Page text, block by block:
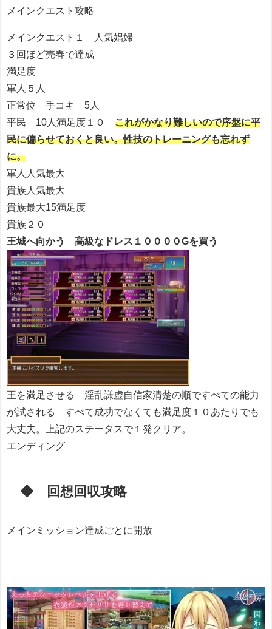
メインクエスト攻略
メインクエスト１ 人気娼婦
３回ほど売春で達成
満足度
軍人５人
正常位 手コキ 5人
平民 10人満足度１０ これがかなり難しいので序盤に平
民に偏らせておくと良い。性技のトレーニングも忘れず
に。
軍人人気最大
貴族人気最大
貴族最大15満足度
貴族２０
王城へ向かう 高級なドレス１００００Gを買う
王を満足させる 淫乱謙虚自信家清楚の順ですべての能力
が試される すべて成功でなくても満足度１０あたりでも
大丈夫。上記のステータスで１発クリア。
エンディング
◆ 回想回収攻略
メインミッション達成ごとに開放